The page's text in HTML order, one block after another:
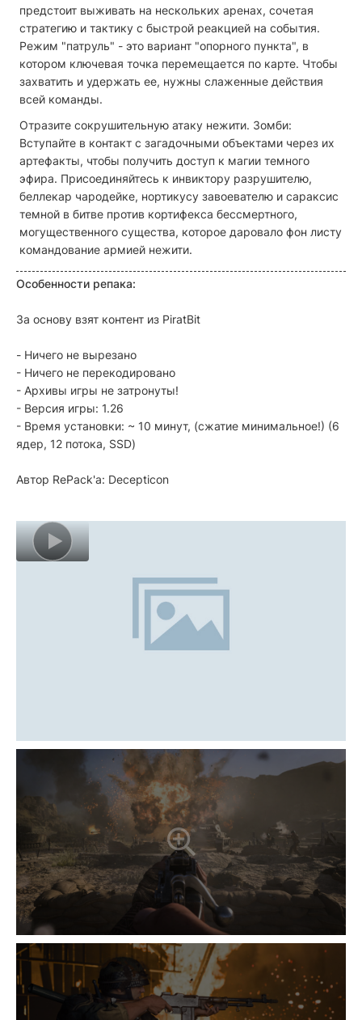
предстоит выживать на нескольких аренах, сочетая
стратегию и тактику с быстрой реакцией на события.
Режим "патруль" - это вариант "опорного пункта", в
котором ключевая точка перемещается по карте. Чтобы
захватить и удержать ее, нужны слаженные действия
всей команды.
Отразите сокрушительную атаку нежити. Зомби:
Вступайте в контакт с загадочными объектами через их
артефакты, чтобы получить доступ к магии темного
эфира. Присоединяйтесь к инвиктору разрушителю,
беллекар чародейке, нортикусу завоевателю и сараксис
темной в битве против кортифекса бессмертного,
могущественного существа, которое даровало фон листу
командование армией нежити.
Особенности репака:
За основу взят контент из PiratBit
- Ничего не вырезано
- Ничего не перекодировано
- Архивы игры не затронуты!
- Версия игры: 1.26
- Время установки: ~ 10 минут, (сжатие минимальное!) (6
ядер, 12 потока, SSD)
Автор RePack'a: Decepticon